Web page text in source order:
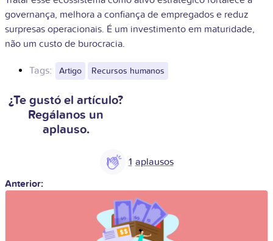
governança, melhora a confiança de empregados e reduz
surpresas operacionais. É um investimento em maturidade,
não um custo de burocracia.
Tags: Artigo Recursos humanos
¿Te gustó el artículo?
Regálanos un
aplauso.
1
Anterior: